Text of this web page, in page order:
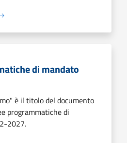
di mandato
è il titolo del documento
programmatiche di
2027.